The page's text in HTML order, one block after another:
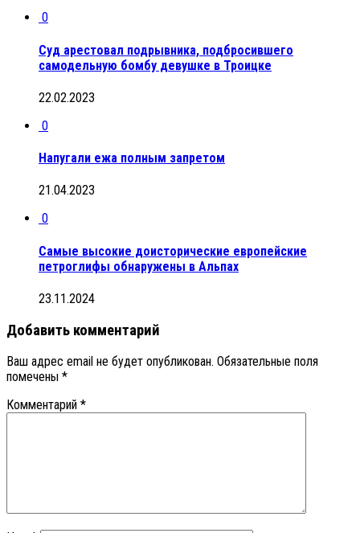
0
Суд арестовал подрывника, подбросившего
самодельную бомбу девушке в Троицке
22.02.2023
0
Напугали ежа полным запретом
21.04.2023
0
Самые высокие доисторические европейские
петроглифы обнаружены в Альпах
23.11.2024
Добавить комментарий
Ваш адрес email не будет опубликован. Обязательные поля
помечены *
Комментарий *